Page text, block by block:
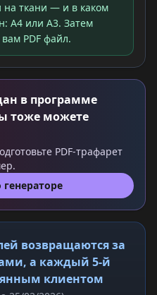
на ткани — и в каком
A4 или A3. Затем
PDF файл.
в программе
тоже можете
PDF-трафарет
возвращаются за
а каждый 5-й
клиентом